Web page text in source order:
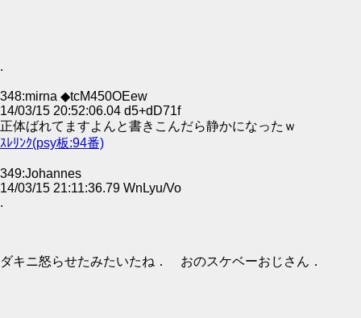
.
348:mirna ◆tcM450OEew
14/03/15 20:52:06.04 d5+dD71f
正体ばれてますよんと書きこんだら静かになったｗ
ｽﾚﾘﾝｸ(psy板:94番)
349:Johannes
14/03/15 21:11:36.79 WnLyu/Vo
.
ダキニ怒らせたみたいたね． おのスケベーおじさん．